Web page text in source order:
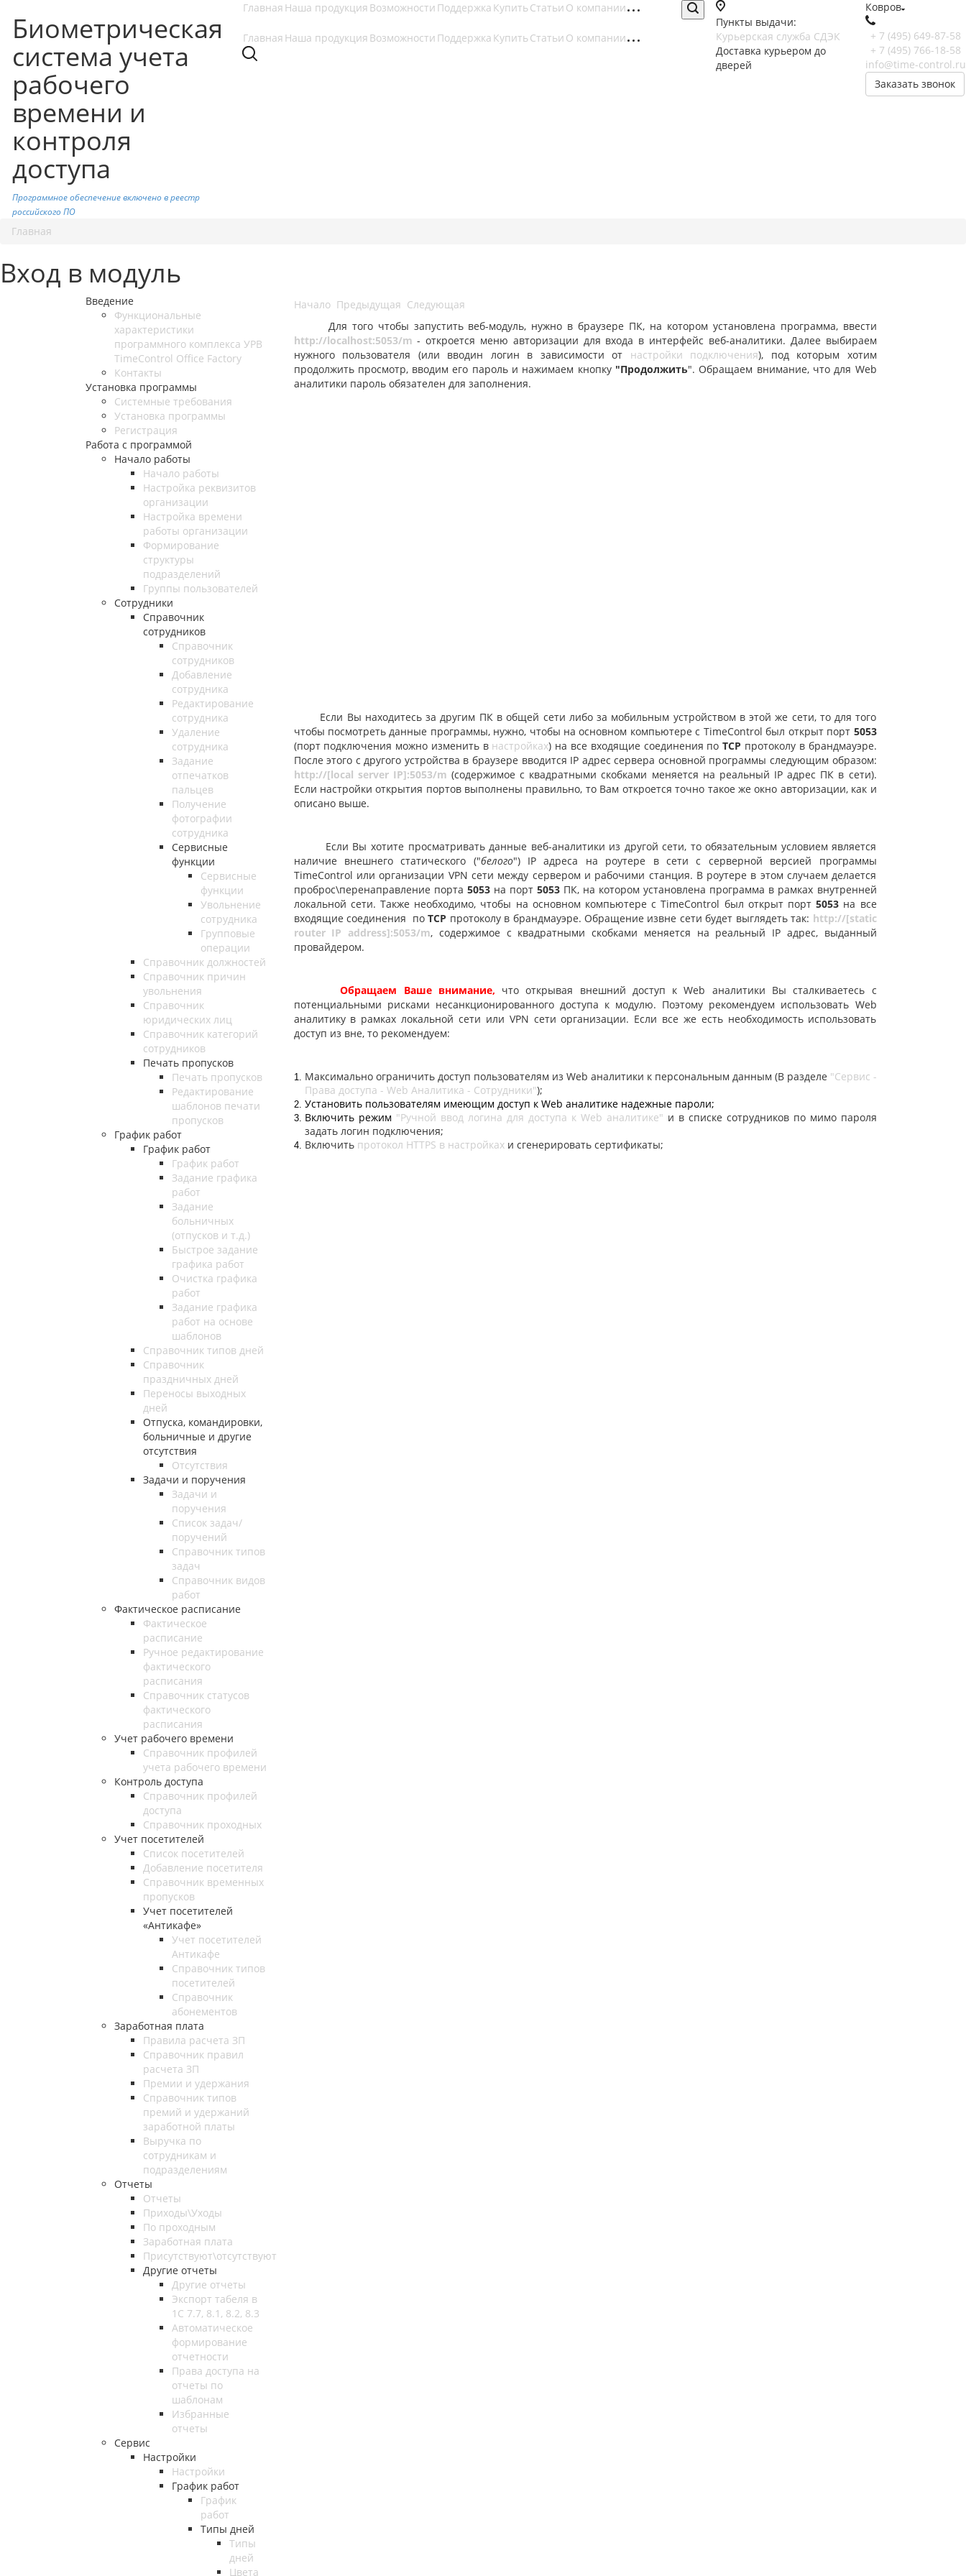
Биометрическая
система учета
рабочего
времени и
контроля
доступа
Программное обеспечение включено в реестр
российского ПО
Ковров
+ 7 (495) 649-87-58
+ 7 (495) 766-18-58
info@time-control.ru
Заказать звонок
Пункты выдачи:
Курьерская служба СДЭК
Доставка курьером до
дверей
Главная Наша продукция Возможности Поддержка КупитьСтатьи О компании
Главная Наша продукция Возможности Поддержка КупитьСтатьи О компании
Главная
Вход в модуль
Введение
Функциональные
характеристики
программного комплекса УРВ
TimeControl Office Factory
Контакты
Установка программы
Системные требования
Установка программы
Регистрация
Работа с программой
Начало работы
Начало работы
Настройка реквизитов
организации
Настройка времени
работы организации
Формирование
структуры
подразделений
Группы пользователей
Сотрудники
Справочник
сотрудников
Справочник
сотрудников
Добавление
сотрудника
Редактирование
сотрудника
Удаление
сотрудника
Задание
отпечатков
пальцев
Получение
фотографии
сотрудника
Сервисные
функции
Сервисные
функции
Увольнение
сотрудника
Групповые
операции
Справочник должностей
Справочник причин
увольнения
Справочник
юридических лиц
Справочник категорий
сотрудников
Печать пропусков
Печать пропусков
Редактирование
шаблонов печати
пропусков
График работ
График работ
График работ
Задание графика
работ
Задание
больничных
(отпусков и т.д.)
Быстрое задание
графика работ
Очистка графика
работ
Задание графика
работ на основе
шаблонов
Справочник типов дней
Справочник
праздничных дней
Переносы выходных
дней
Отпуска, командировки,
больничные и другие
отсутствия
Отсутствия
Задачи и поручения
Задачи и
поручения
Список задач/
поручений
Справочник типов
задач
Справочник видов
работ
Фактическое расписание
Фактическое
расписание
Ручное редактирование
фактического
расписания
Справочник статусов
фактического
расписания
Учет рабочего времени
Справочник профилей
учета рабочего времени
Контроль доступа
Справочник профилей
доступа
Справочник проходных
Учет посетителей
Список посетителей
Добавление посетителя
Справочник временных
пропусков
Учет посетителей
«Антикафе»
Учет посетителей
Антикафе
Справочник типов
посетителей
Справочник
абонементов
Заработная плата
Правила расчета ЗП
Справочник правил
расчета ЗП
Премии и удержания
Справочник типов
премий и удержаний
заработной платы
Выручка по
сотрудникам и
подразделениям
Отчеты
Отчеты
Приходы\Уходы
По проходным
Заработная плата
Присутствуют\отсутствуют
Другие отчеты
Другие отчеты
Экспорт табеля в
1С 7.7, 8.1, 8.2, 8.3
Автоматическое
формирование
отчетности
Права доступа на
отчеты по
шаблонам
Избранные
отчеты
Сервис
Настройки
Настройки
График работ
График
работ
Типы дней
Типы
дней
Цвета
Начало Предыдущая Следующая
Для того чтобы запустить веб-модуль, нужно в браузере ПК, на котором установлена программа, ввести
http://localhost:5053/m - откроется меню авторизации для входа в интерфейс веб-аналитики. Далее выбираем
нужного пользователя (или вводин логин в зависимости от настройки подключения), под которым хотим
продолжить просмотр, вводим его пароль и нажимаем кнопку "Продолжить". Обращаем внимание, что для Web
аналитики пароль обязателен для заполнения.
Если Вы находитесь за другим ПК в общей сети либо за мобильным устройством в этой же сети, то для того
чтобы посмотреть данные программы, нужно, чтобы на основном компьютере с TimeControl был открыт порт 5053
(порт подключения можно изменить в настройках) на все входящие соединения поTCP протоколу в брандмауэре.
После этого с другого устройства в браузере вводится IP адрес сервера основной программы следующим образом:
http://[local server IP]:5053/m (содержимое с квадратными скобками меняется на реальный IP адрес ПК в сети).
Если настройки открытия портов выполнены правильно, то Вам откроется точно такое же окно авторизации, как и
описано выше.
Если Вы хотите просматривать данные веб-аналитики из другой сети, то обязательным условием является
наличие внешнего статического ("белого") IP адреса на роутере в сети с серверной версией программы
TimeControl или организации VPN сети между сервером и рабочими станция. В роутере в этом случаем делается
проброс\перенаправление порта 5053на порт 5053ПК, на котором установлена программа в рамках внутренней
локальной сети. Также необходимо, чтобы на основном компьютере с TimeControl был открыт порт5053 на все
входящие соединения поTCP протоколу в брандмауэре. Обращение извне сети будет выглядеть так: http://[static
router IP address]:5053/m, содержимое с квадратными скобками меняется на реальный IP адрес, выданный
провайдером.
Обращаем Ваше внимание, что открывая внешний доступ к Web аналитики Вы сталкиваетесь с
потенциальными рисками несанкционированного доступа к модулю. Поэтому рекомендуем использовать Web
аналитику в рамках локальной сети или VPN сети организации. Если все же есть необходимость использовать
доступ из вне, то рекомендуем:
1. Максимально ограничить доступ пользователям из Web аналитики к персональным данным (В разделе "Сервис -
Права доступа - Web Аналитика - Сотрудники");
2. Установить пользователям имеющим доступ к Web аналитике надежные пароли;
3. Включить режим "Ручной ввод логина для доступа к Web аналитике" и в списке сотрудников по мимо пароля
задать логин подключения;
4. Включить протокол HTTPS в настройках и сгенерировать сертификаты;